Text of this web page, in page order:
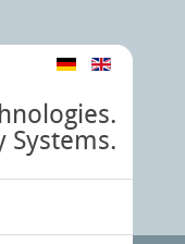
Systems.